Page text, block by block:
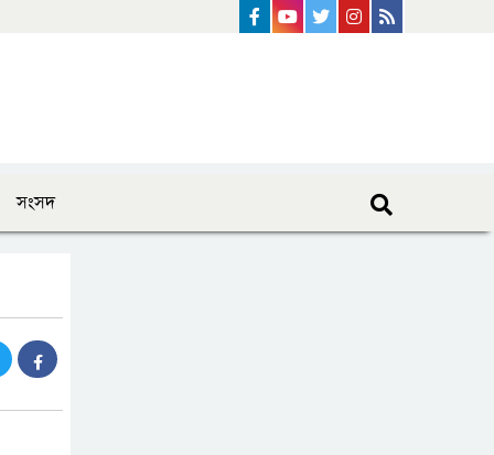
instagram
Twitter
Youtube
Facebook
সংসদ